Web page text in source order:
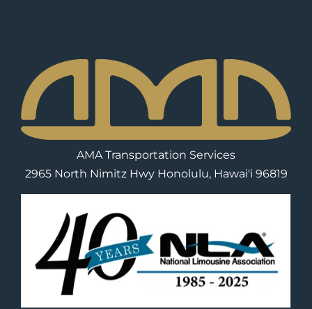
AMA Transportation Services
2965 North Nimitz Hwy Honolulu, Hawai'i 96819